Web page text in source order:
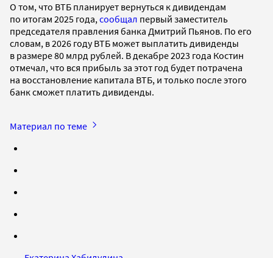
О том, что ВТБ планирует вернуться к дивидендам
по итогам 2025 года, сообщал первый заместитель
председателя правления банка Дмитрий Пьянов. По его
словам, в 2026 году ВТБ может выплатить дивиденды
в размере 80 млрд рублей. В декабре 2023 года Костин
отмечал, что вся прибыль за этот год будет потрачена
на восстановление капитала ВТБ, и только после этого
банк сможет платить дивиденды.
Материал по теме